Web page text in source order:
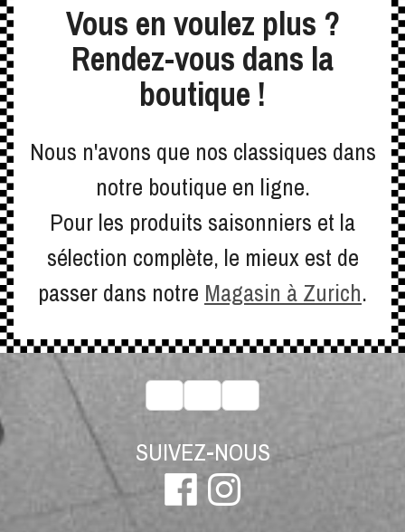
Vous en voulez plus ?
Rendez-vous dans la
boutique !
Nous n'avons que nos classiques dans
notre boutique en ligne.
Pour les produits saisonniers et la
sélection complète, le mieux est de
passer dans notre Magasin à Zurich.
SUIVEZ-NOUS